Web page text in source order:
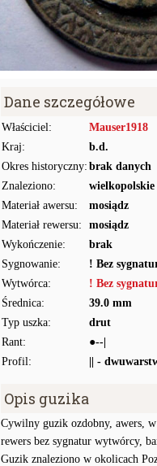
Dane szczegółowe
Właściciel:
Mauser1918
Kraj:
b.d.
Okres historyczny: brak danych
Znaleziono:
wielkopolskie
Materiał awersu:
mosiądz
Materiał rewersu:
mosiądz
Wykończenie:
brak
Sygnowanie:
! Bez
Wytwórca:
! Bez
Średnica:
39.0 mm
Typ uszka:
drut
Rant:
●--|
Profil:
|| -
Opis guzika
Cywilny guzik ozdobny, awers,
rewers bez sygnatur wytwórcy,
Guzik znaleziono w okolicach